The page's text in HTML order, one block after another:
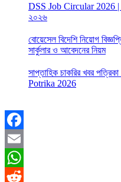
DSS Job Circular 2026 |
২০২৬
বোয়েসেল বিদেশি নিয়োগ
সার্কুলার ও আবেদনের নিয়ম
সাপ্তাহিক চাকরির খবর
Potrika 2026
Facebook
Email
WhatsApp